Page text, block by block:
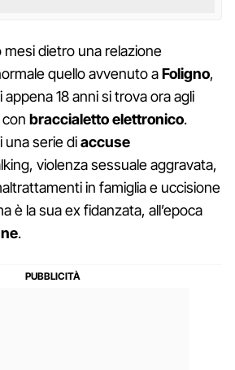
mesi dietro una relazione
quello avvenuto aFoligno,
18 anni si trova ora agli
con braccialetto elettronico.
una serie diaccuse
violenza sessuale aggravata,
in famiglia e uccisione
è la sua ex fidanzata, all’epoca
.